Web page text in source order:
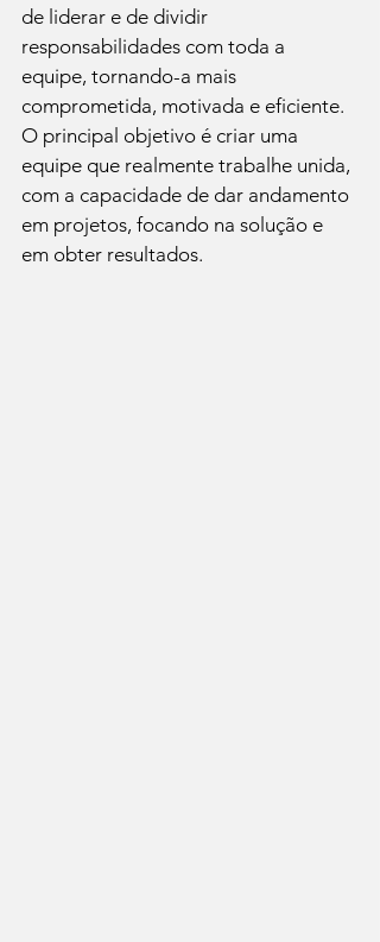
de liderar e de dividir
responsabilidades com toda a
equipe, tornando-a mais
comprometida, motivada e eficiente.
O principal objetivo é criar uma
equipe que realmente trabalhe unida,
com a capacidade de dar andamento
em projetos, focando na solução e
em obter resultados.